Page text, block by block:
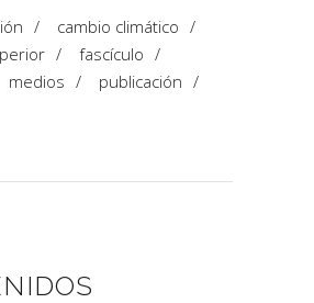
/ cambio climático /
/ fascículo /
medios / publicación /